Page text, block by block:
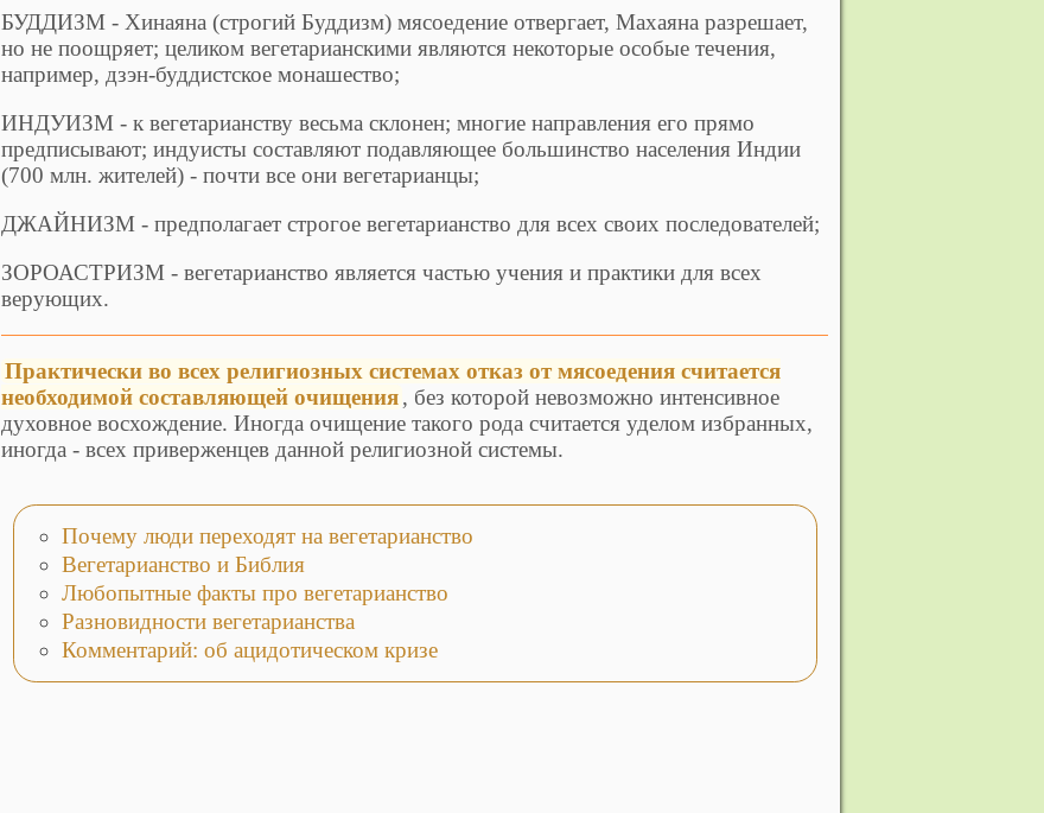
БУДДИЗМ - Хинаяна (строгий Буддизм) мясоедение отвергает, Махаяна разрешает,
но не поощряет; целиком вегетарианскими являются некоторые особые течения,
например, дзэн-буддистское монашество;
ИHДУИЗМ - к вегетарианству весьма склонен; многие направления его прямо
предписывают; индуисты составляют подавляющее большинство населения Индии
(700 млн. жителей) - почти все они вегетарианцы;
ДЖАЙHИЗМ - предполагает строгое вегетарианство для всех своих последователей;
ЗОРОАСТРИЗМ - вегетарианство является частью учения и практики для всех
верующих.
Практически во всех религиозных системах отказ от мясоедения считается
необходимой составляющей очищения, без которой невозможно интенсивное
духовное восхождение. Иногда очищение такого рода считается уделом избранных,
иногда - всех приверженцев данной религиозной системы.
Почему люди переходят на вегетарианство
Вегетарианство и Библия
Любопытные факты про вегетарианство
Разновидности вегетарианства
Комментарий: об ацидотическом кризе